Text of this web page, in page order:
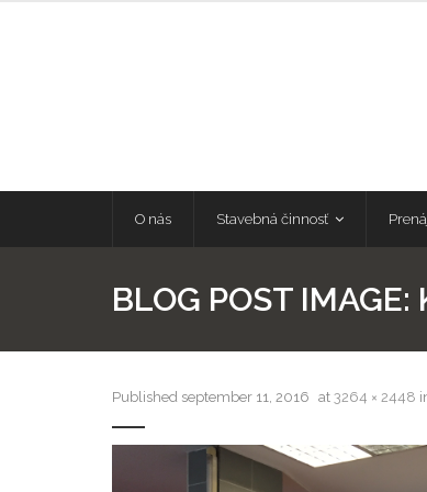
O nás Stavebná činnosť
BLOG POST IMAGE:
Published september 11, 2016 at 3264 × 2448